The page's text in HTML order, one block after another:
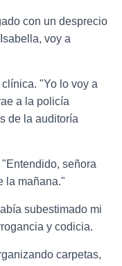
con un desprecio
voy a
"Yo lo voy a
a la policía
de la auditoría
señora
la mañana."
subestimado mi
y codicia.
carpetas,